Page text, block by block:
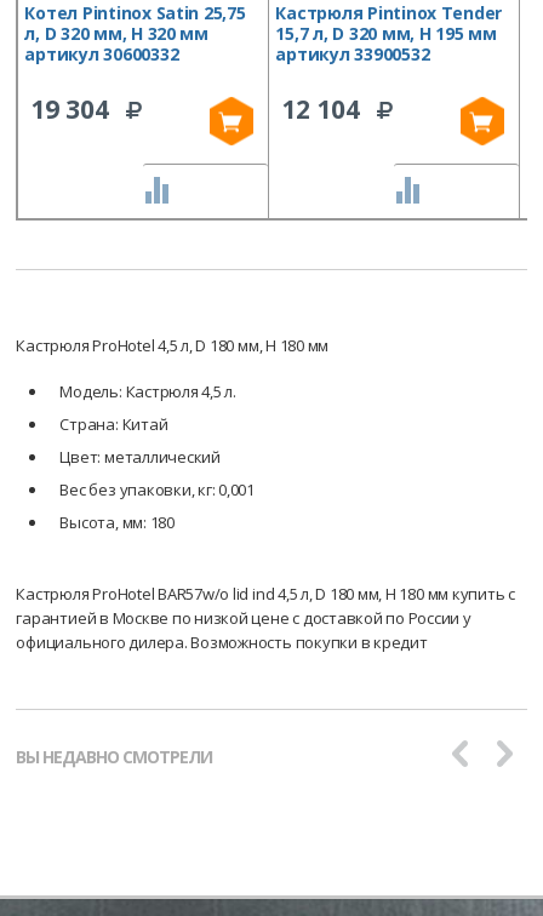
Котел Pintinox Satin 25,75
л, D 320 мм, H 320 мм
артикул 30600332
19 304
Кастрюля Pintinox Tender
15,7 л, D 320 мм, H 195 мм
артикул 33900532
12 104
Кастрюля ProHotel 4,5 л, D 180 мм, H 180 мм
Модель: Кастрюля 4,5 л.
Страна: Китай
Цвет: металлический
Вес без упаковки, кг: 0,001
Высота, мм: 180
Кастрюля ProHotel BAR57w/o lid ind 4,5 л, D 180 мм, H 180 мм купить с
гарантией в Москве по низкой цене с доставкой по России у
официального дилера. Возможность покупки в кредит
ВЫ НЕДАВНО СМОТРЕЛИ